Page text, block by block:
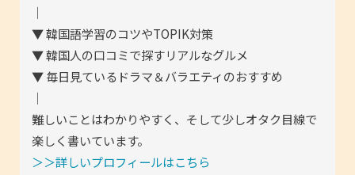
｜
▼ 韓国語学習のコツやTOPIK対策
▼ 韓国人の口コミで探すリアルなグルメ
▼ 毎日見ているドラマ＆バラエティのおすすめ
｜
難しいことはわかりやすく、そして少しオタク目線で
楽しく書いています。
＞＞詳しいプロフィールはこちら